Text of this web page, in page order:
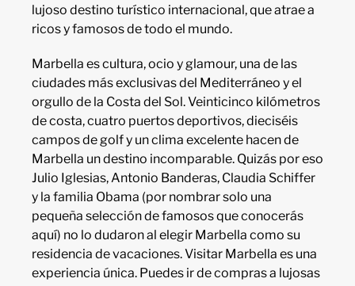
lujoso destino turístico internacional, que atrae a
ricos y famosos de todo el mundo.
Marbella es cultura, ocio y glamour, una de las
ciudades más exclusivas del Mediterráneo y el
orgullo de la Costa del Sol. Veinticinco kilómetros
de costa, cuatro puertos deportivos, dieciséis
campos de golf y un clima excelente hacen de
Marbella un destino incomparable. Quizás por eso
Julio Iglesias, Antonio Banderas, Claudia Schiffer
y la familia Obama (por nombrar solo una
pequeña selección de famosos que conocerás
aquí) no lo dudaron al elegir Marbella como su
residencia de vacaciones. Visitar Marbella es una
experiencia única. Puedes ir de compras a lujosas